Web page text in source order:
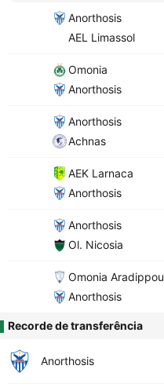
Anorthosis
AEL Limassol
Omonia
Anorthosis
Anorthosis
Achnas
AEK Larnaca
Anorthosis
Anorthosis
Ol. Nicosia
Omonia Aradippou
Anorthosis
Recorde de transferência
Anorthosis